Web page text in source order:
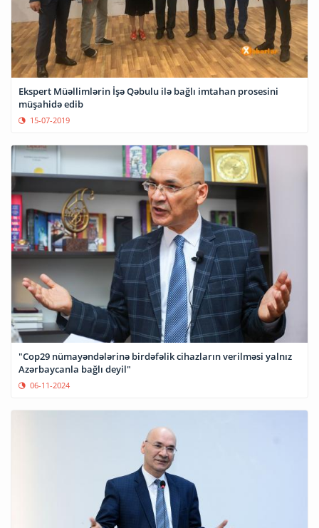
Ekspert Müəllimlərin İşə Qəbulu ilə bağlı imtahan prosesini
müşahidə edib
15-07-2019
"Cop29 nümayəndələrinə birdəfəlik cihazların verilməsi yalnız
Azərbaycanla bağlı deyil"
06-11-2024